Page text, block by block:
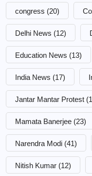
congress (20)
Delhi News (12)
Education News (13)
India News (17)
Jantar Mantar Protest
Mamata Banerjee (23)
Narendra Modi (41)
Nitish Kumar (12)